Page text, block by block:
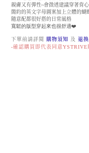
親膚又有彈性~會微透建議穿著背
簡約的英文字母圖案加上立體的蝴
隨意配都很好搭的日常風格
寬鬆的版型穿起來也很舒適❤️
下單前請詳閱 購物須知 及 退
-確認購買即代表同意YSTRIVE